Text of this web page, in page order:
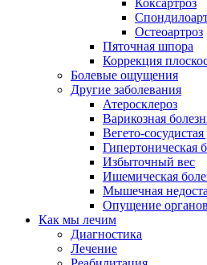
Остеоартроз
Пяточная шпора
Коррекция
Болевые ощущения
Другие заболевания
Атеросклероз
Варикозная
Вегето-
Гипертоническая
Избыточный вес
Ишемическая
Мышечная
Опущение органов
Как мы лечим
Диагностика
Лечение